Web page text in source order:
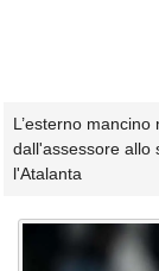
L’esterno
dall'assessore allo
l'Atalanta